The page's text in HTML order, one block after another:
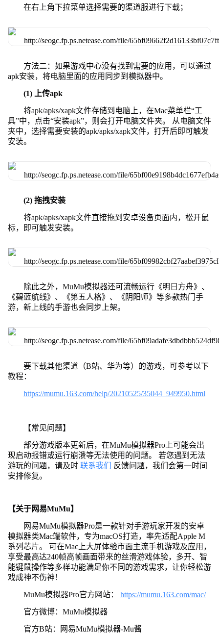
在右上角下拉菜单选择需要的渠道服进行下载；
方法二：如果游戏中心没有找到需要的应用，可以通过
apk安装，将电脑里面的应用同步到模拟器中。
(1) 上传apk
将apk/apks/xapk文件存储到电脑上，在Mac菜单栏“工
具”中，点击“安装apk”，则会打开电脑文件夹。 从电脑文件
夹中，选择需要安装的apk/apks/xapk文件，打开后即可触发
安装。
(2) 拖拽安装
将apk/apks/xapk文件直接拖到安卓设备页面内，松开鼠
标，即可触发安装。
除此之外，MuMu模拟器还可流畅运行《明日方舟》、
《碧蓝航线》、《第五人格》、《阴阳师》等多款热门手
游，新上线的手游也会同步上架。
要下载其他渠道（B站、华为等）的游戏，可参考以下
教程：
https://mumu.163.com/help/20210525/35044_949950.html
【常见问题】
部分游戏版本更新后，在MuMu模拟器Pro上可能会出
现启动报错或运行崩溃等无法使用的问题。 若您遇到无法
游玩的问题，请及时 联系我们
反馈问题，我们会第一时间
安排修复。
【关于网易MuMu】
网易MuMu模拟器Pro是一款针对手游玩家开发的安卓
模拟器类Mac端软件，专为macOS打造，率先适配Apple M
系列芯片。 可在Mac上大屏体验市面主流手机游戏及应用，
享受最高达240帧高帧画面带来的丝滑游戏体验，多开、智
能键鼠操作等多样功能满足你不同的游戏需求，让你轻松游
戏成神不伤神！
MuMu模拟器Pro官方网站： https://mumu.163.com/mac/
官方微博：MuMu模拟器
官方B站：网易MuMu模拟器-Mu酱